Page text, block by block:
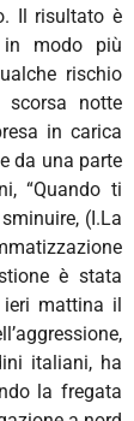
Il risultato è
modo più
rischio
notte
in carica
da una parte
“Quando ti
(I.La
è stata
ieri mattina il
italiani, ha
la fregata